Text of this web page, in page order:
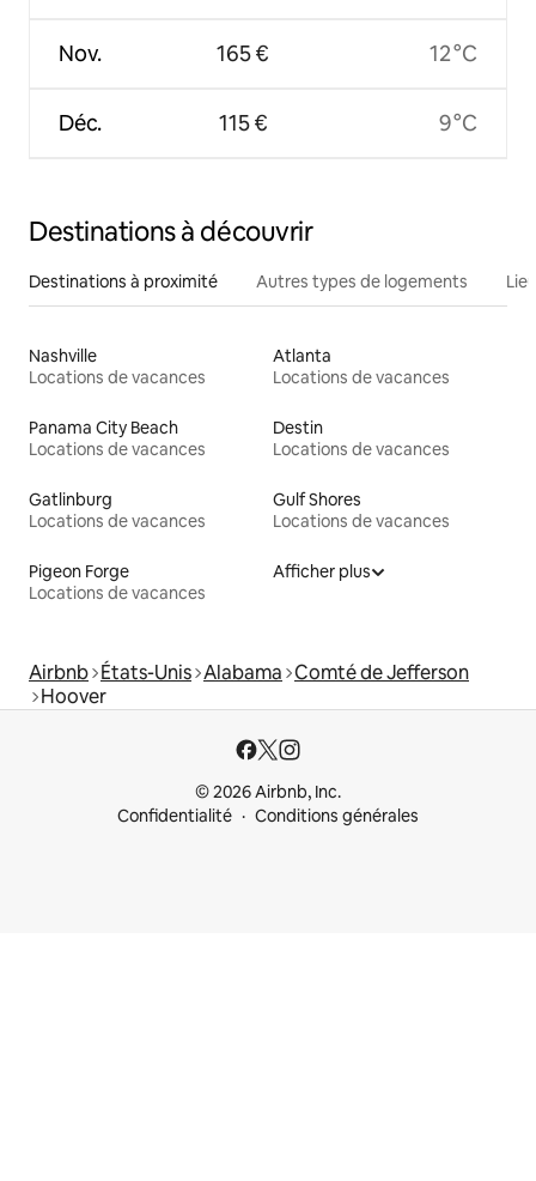
Nov.
Déc.
165 €
115 €
12 °C
9 °C
Destinations à découvrir
Destinations à proximité Autres types de logements
Nashville
Locations de vacances
Atlanta
Locations de vacances
Panama City Beach
Locations de vacances
Destin
Locations de vacances
Gatlinburg
Locations de vacances
Gulf Shores
Locations de vacances
Pigeon Forge
Locations de vacances
Afficher plus
Airbnb États-Unis Alabama Comté de Jefferson
Hoover
© 2026 Airbnb, Inc.
Confidentialité
Conditions générales